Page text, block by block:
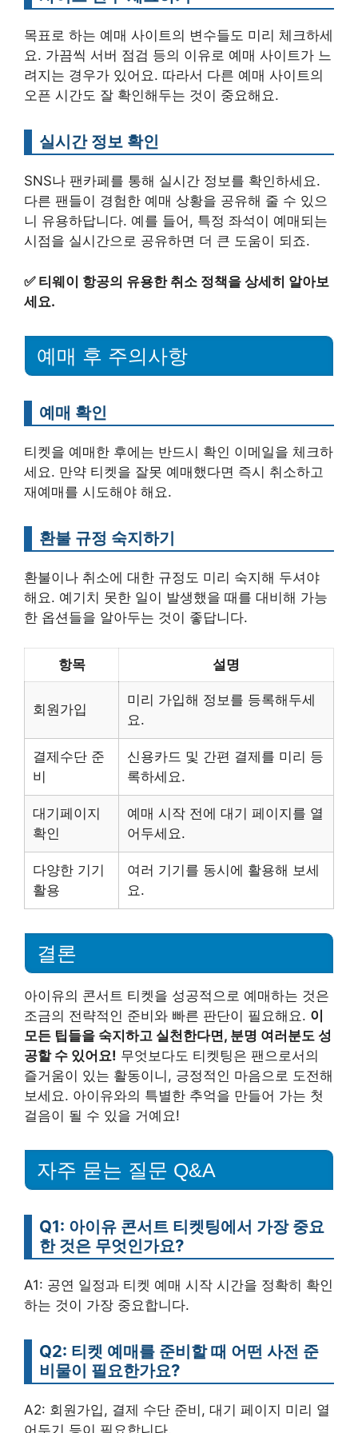
목표로 하는 예매 사이트의 변수들도 미리 체크하세
요. 가끔씩 서버 점검 등의 이유로 예매 사이트가 느
려지는 경우가 있어요. 따라서 다른 예매 사이트의
오픈 시간도 잘 확인해두는 것이 중요해요.
실시간 정보 확인
SNS나 팬카페를 통해 실시간 정보를 확인하세요.
다른 팬들이 경험한 예매 상황을 공유해 줄 수 있으
니 유용하답니다. 예를 들어, 특정 좌석이 예매되는
시점을 실시간으로 공유하면 더 큰 도움이 되죠.
✅ 티웨이 항공의 유용한 취소 정책을 상세히 알아보
세요.
예매 후 주의사항
예매 확인
티켓을 예매한 후에는 반드시 확인 이메일을 체크하
세요. 만약 티켓을 잘못 예매했다면 즉시 취소하고
재예매를 시도해야 해요.
환불 규정 숙지하기
환불이나 취소에 대한 규정도 미리 숙지해 두셔야
해요. 예기치 못한 일이 발생했을 때를 대비해 가능
한 옵션들을 알아두는 것이 좋답니다.
항목 설명
회원가입
미리 가입해 정보를 등록해두세
요.
결제수단 준
비
신용카드 및 간편 결제를 미리 등
록하세요.
대기페이지
확인
예매 시작 전에 대기 페이지를 열
어두세요.
다양한 기기
활용
여러 기기를 동시에 활용해 보세
요.
결론
아이유의 콘서트 티켓을 성공적으로 예매하는 것은
조금의 전략적인 준비와 빠른 판단이 필요해요. 이
모든 팁들을 숙지하고 실천한다면, 분명 여러분도 성
공할 수 있어요! 무엇보다도 티켓팅은 팬으로서의
즐거움이 있는 활동이니, 긍정적인 마음으로 도전해
보세요. 아이유와의 특별한 추억을 만들어 가는 첫
걸음이 될 수 있을 거예요!
자주 묻는 질문 Q&A
Q1: 아이유 콘서트 티켓팅에서 가장 중요
한 것은 무엇인가요?
A1: 공연 일정과 티켓 예매 시작 시간을 정확히 확인
하는 것이 가장 중요합니다.
Q2: 티켓 예매를 준비할 때 어떤 사전 준
비물이 필요한가요?
A2: 회원가입, 결제 수단 준비, 대기 페이지 미리 열
어두기 등이 필요합니다.